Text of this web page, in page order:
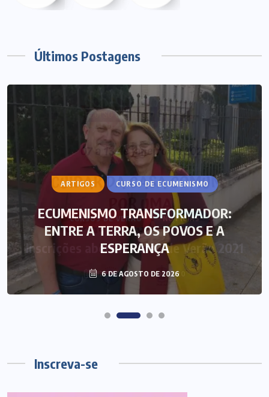
Últimos Postagens
ARTIGOS CURSO DE ECUMENISMO
ECUMENISMO TRANSFORMADOR:
ENTRE A TERRA, OS POVOS E A
ESPERANÇA
6 DE AGOSTO DE 2026
Inscreva-se